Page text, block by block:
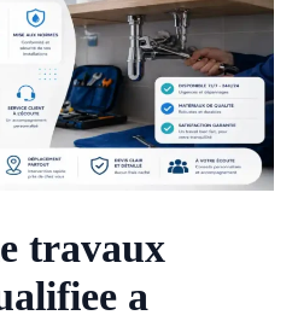
travaux
a